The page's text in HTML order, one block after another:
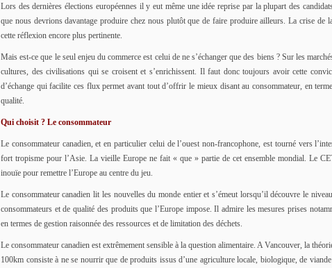
Lors des dernières élections européennes il y eut même une idée reprise par la plupart des
que nous devrions davantage produire chez nous plutôt que de faire produire ailleurs. La crise de
cette réflexion encore plus pertinente.
Mais est-ce que le seul enjeu du commerce est celui de ne s’échanger que des biens ? Sur les
cultures, des civilisations qui se croisent et s’enrichissent. Il faut donc toujours avoir cette
d’échange qui facilite ces flux permet avant tout d’offrir le mieux disant au consommateur, en
qualité.
Qui choisit ? Le consommateur
Le consommateur canadien, et en particulier celui de l’ouest non-francophone, est tourné vers
fort tropisme pour l’Asie. La vieille Europe ne fait « que » partie de cet ensemble mondial. Le
inouïe pour remettre l’Europe au centre du jeu.
Le consommateur canadien lit les nouvelles du monde entier et s’émeut lorsqu’il découvre le
consommateurs et de qualité des produits que l’Europe impose. Il admire les mesures prises
en termes de gestion raisonnée des ressources et de limitation des déchets.
Le consommateur canadien est extrêmement sensible à la question alimentaire. A Vancouver, la
100km consiste à ne se nourrir que de produits issus d’une agriculture locale, biologique, de